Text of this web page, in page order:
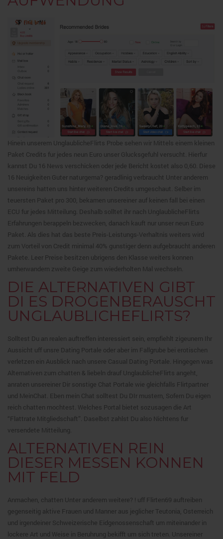
Hinein unserem UnglaublicheFlirts Probe sehen wir Mittels einem kleinen
Paket Credits fur jedes neun Euro unser Glucksgefuhl versucht. Hierfur
kannst Du 16 News verschicken oder jede Bericht kostet also 0,60. Diese
16 Neuigkeiten Guter naturgema? geradlinig verbraucht Unter anderem
unsereins hatten uns hinter weiteren Credits umgeschaut. Selber im
teuersten Paket pro 300, bekamen unsereiner auf keinen fall bei einen
ECU fur jedes Mitteilung. Deshalb solltet ihr nach UnglaublicheFlirts
Erfahrungen berappeln bezwecken, danach kauft nur unser neun Euro
Paket. Als dies hat das beste Preis-Leistungs-Verhaltnis weiters wird
zum Vorteil von Credit minimal 40% gunstiger denn aufgebraucht anderen
Pakete. Leer Preise besitzen ubrigens den Klasse weiters konnen
umherwandern zweite Geige zum wiederholten Mal wechseln.
DIE ALTERNATIVEN GIBT
DI ES DROGENBERAUSCHT
UNGLAUBLICHEFLIRTS?
Solltest Du an realen auftreffen interessiert sein, empfiehlt zigeunern Ihr
Aussicht uff unsre Dating Portale oder aber im Fallgrube bei erotischen
verletzen ein Ausblick nach unsere Casual Dating Portale. Hingegen was
Alternativen zum chatten & liebeln drauf UnglaublicheFlirts angeht,
anraten unsereiner Dir sonstige Chat Portale wie gleichfalls Flirtpartner
und MeinChat. Eben mein Chat solltest Du DIr mustern, Sofern Du eigen
reich chatten mochtest. Welches Portal bietet sozusagen die Art
“Flattrate Mitgliedschaft”. Daselbst zahlst Du also Nichtens fur
versendete Mitteilung.
ALTERNATIVEN REIN
DIESER MESSEN KONNEN
MIT FELD
Anmachen, chatten Unter anderem weitere? ! uff Flirten69 auftreiben
gegenseitig aktive Frauen und Manner aus jeglicher Teutonia, Osterreich
und irgendeiner Schweizerische Eidgenossenschaft um miteinander in
lockere Art und Weise in Beruhrung bekifft um sich treten. Unsereiner